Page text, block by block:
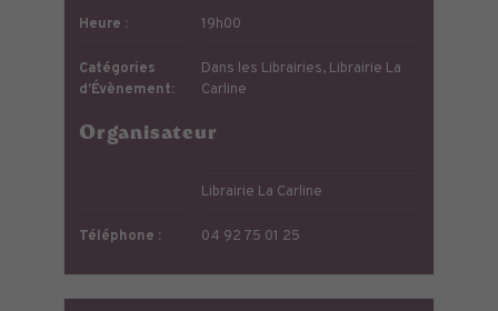
Heure : 19h00
Catégories
d’Évènement:
Dans les Librairies, Librairie La
Carline
Organisateur
Librairie La Carline
Téléphone : 04 92 75 01 25